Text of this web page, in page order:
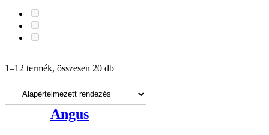
tűnik, az általad keresett termék még hiányzik a sorból.
Menj biztosra: az aktuális készletről érdeklődj a
webshop@modiz.hu e-mail-címen!
1–12 termék, összesen 20 db
Angus